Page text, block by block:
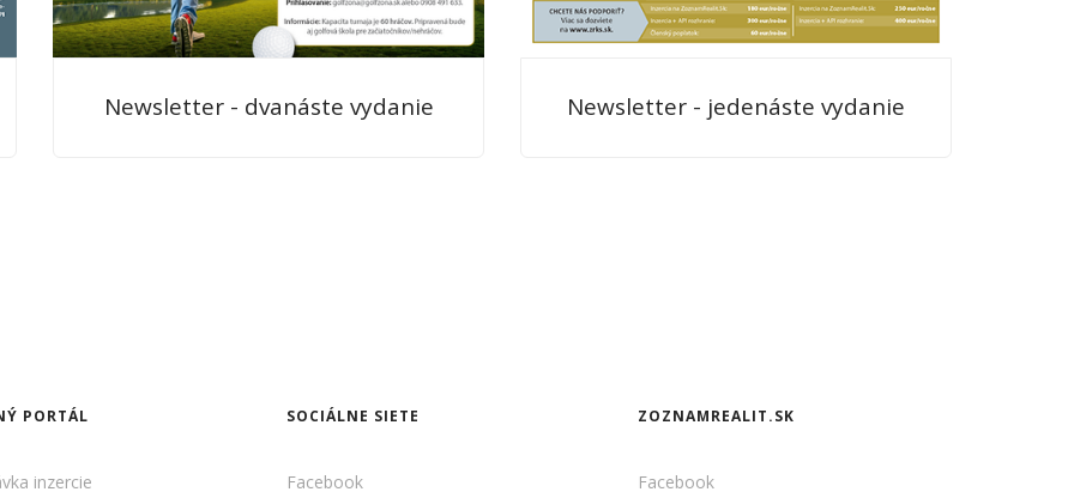
Newsletter - dvanáste vydanie Newsletter - jedenáste vydanie
PORTÁL
inzercie
SOCIÁLNE SIETE
Facebook
ZOZNAMREALIT.SK
Facebook